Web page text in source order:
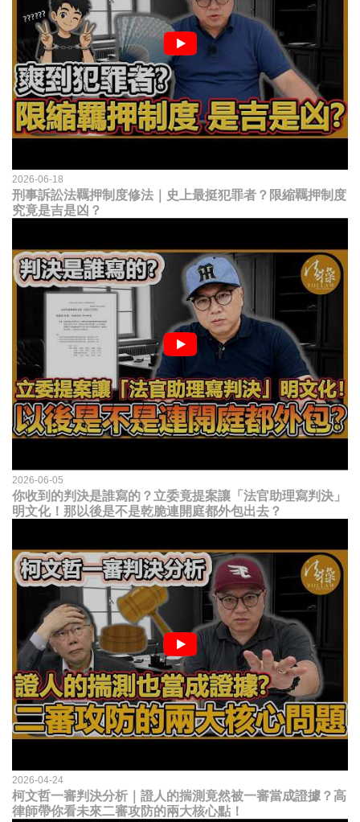
2026-06-18
刑事訴訟法羈押制度修法｜史上最挺犯罪者？限縮羈押制度
究竟是吉是凶？
2026-06-05
你收到的判決是誰寫的？立委竟提案讓「法官助理寫判決」
明文化！那以後是不是乾脆連開庭都外包出去？
2026-04-24
柯文哲一審判決分析｜證人的揣測竟然被一審當成證據？高
律師帶你看未來二審攻防的兩大核心點！